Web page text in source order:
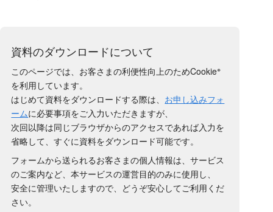
資料のダウンロードについて
このページでは、お客さまの利便性向上のためCookie※
を利用しています。
はじめて資料をダウンロードする際は、 お申し込みフォ
ームに必要事項をご入力いただきますが、
次回以降は同じブラウザからのアクセスであれば入力を
省略して、すぐに資料をダウンロード可能です。
フォームから送られるお客さまの個人情報は、サービス
のご案内など、本サービスの運営目的のみに使用し、
安全に管理いたしますので、どうぞ安心してご利用くだ
さい。